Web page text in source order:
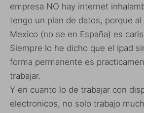
empresa NO hay internet
tengo un plan de datos, porque
Mexico (no se en España) es
Siempre lo he dicho que el ipad
forma permanente es
trabajar.
Y en cuanto lo de trabajar con
electronicos, no solo trabajo